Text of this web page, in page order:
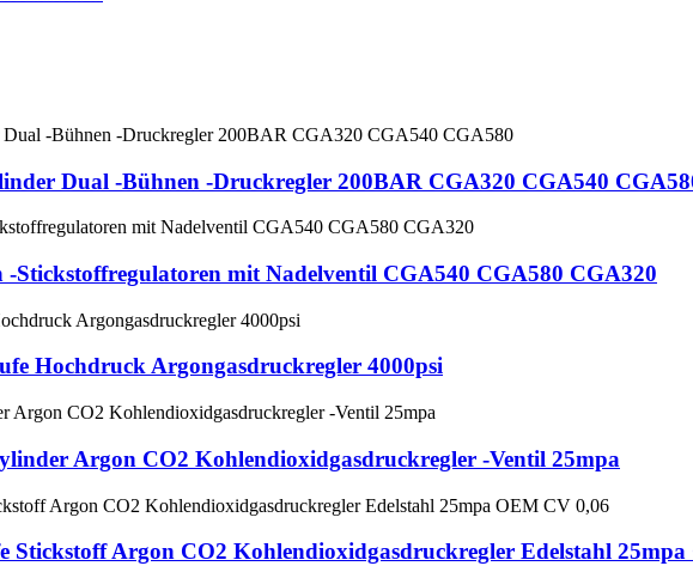
Dual -Bühnen -Druckregler 200BAR CGA320 CGA540
Stickstoffregulatoren mit Nadelventil CGA540 CGA580 CGA320
Hochdruck Argongasdruckregler 4000psi
Argon CO2 Kohlendioxidgasdruckregler -Ventil 25mpa
Stickstoff Argon CO2 Kohlendioxidgasdruckregler Edelstahl